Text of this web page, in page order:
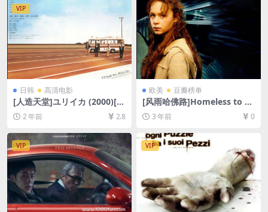
VIP
日韩 高清电影
[人造天堂]ユリイカ (2000)[百
度网盘+夸克网盘1080P超清
未删减资源][网盘在线播放/下
载][MP4/14GB][中文字幕]
2 年前 2.8
欧美 豆瓣榜单
[风雨哈佛路]Homeless to H
arvard: The Liz Murray Stor
y (2003)[百度网盘+夸克网盘1
080P超清资源][网盘在线播
放/下载][MP4/5.7GB][中英字
幕]
3 年前 0
VIP VIP